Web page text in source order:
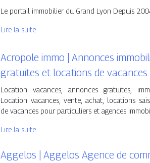
Le portail immobilier du Grand Lyon Depuis
Lire la suite
Acropole immo | Annonces
gratuites et locations de vacances
Location vacances, annonces gratuites,
Location vacances, vente, achat, locations
de vacances pour particuliers et agences
Lire la suite
Aggelos | Aggelos Agence de